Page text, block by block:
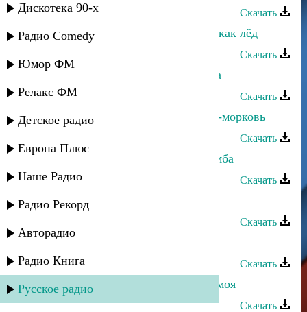
Дискотека 90-х
Радио Comedy
Юмор ФМ
Релакс ФМ
Детское радио
Европа Плюс
Наше Радио
Радио Рекорд
Авторадио
Радио Книга
Русское радио
Скачать
Рейсан Магомедкеримов - Сердце как лёд
Скачать
Рейсан Магомедкеримов - Бомбита
Скачать
Рейсан Магомедкеримов - Любовь-морковь
Скачать
Рейсан Магомедкеримов - Моя ламба
Скачать
Рейсан Магомедкеримов - Алпаны
Скачать
Рейсан Магомедкеримов - Буба
Скачать
Рейсан Магомедкеримов - Родная моя
Скачать